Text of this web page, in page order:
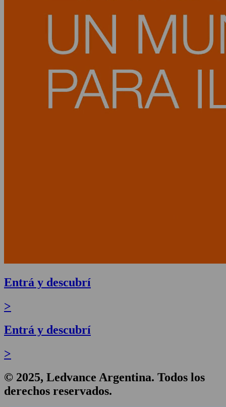
Entrá y descubrí
>
Entrá y descubrí
>
© 2025, Ledvance Argentina. Todos los
derechos reservados.